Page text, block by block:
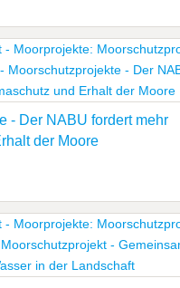
- Der NABU fordert mehr
der Moore